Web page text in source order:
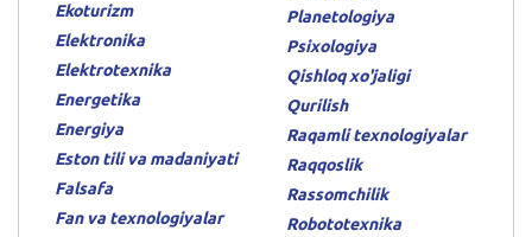
Ekoturizm
Elektronika
Elektrotexnika
Energetika
Energiya
Eston tili va madaniyati
Falsafa
Fan va texnologiyalar
Planetologiya
Psixologiya
Qishloq xo'jaligi
Qurilish
Raqamli texnologiyalar
Raqqoslik
Rassomchilik
Robototexnika